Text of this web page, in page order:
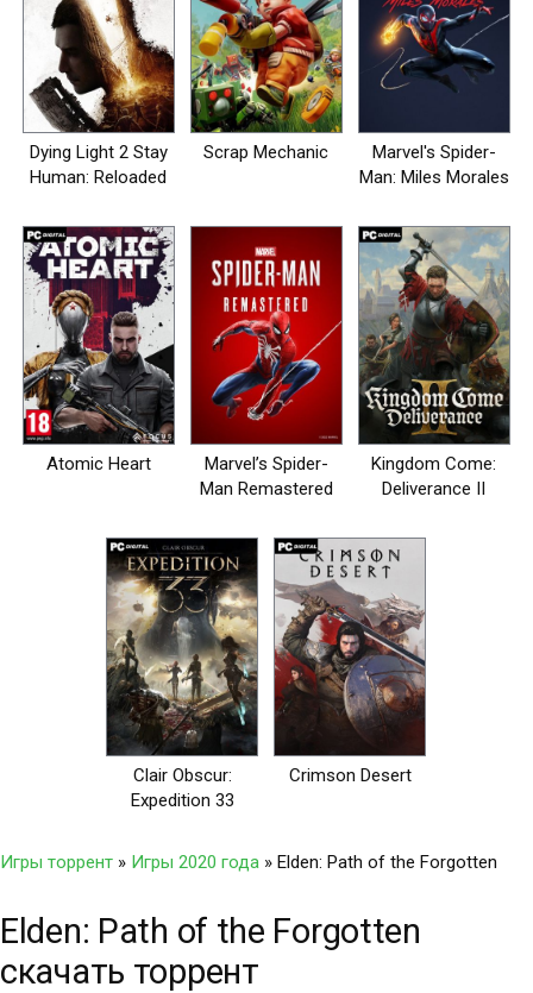
Dying Light 2 Stay
Human: Reloaded
Scrap Mechanic
Marvel's Spider-
Man: Miles Morales
Atomic Heart
Marvel’s Spider-
Man Remastered
Kingdom Come:
Deliverance II
Clair Obscur:
Expedition 33
Crimson Desert
Игры торрент » Игры 2020 года » Elden: Path of the Forgotten
Elden: Path of the Forgotten
скачать торрент